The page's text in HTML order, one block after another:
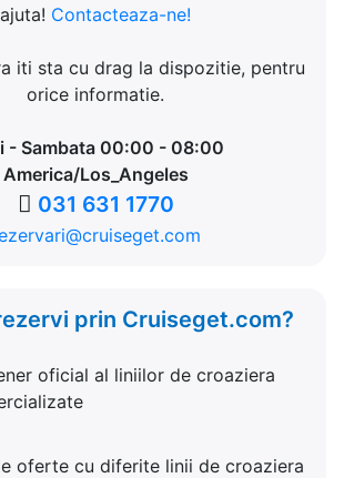
ajuta! Contacteaza-ne!
iti sta cu drag la dispozitie, pentru
orice informatie.
- Sambata 00:00 - 08:00
America/Los_Angeles
031 631 1770
prin Cruiseget.com?
oficial al liniilor de croaziera
oferte cu diferite linii de croaziera